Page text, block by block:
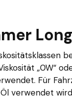
„0W“
Für
verwendet